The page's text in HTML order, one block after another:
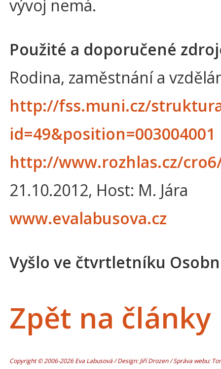
vývoj nemá.
Použité a doporučené
Rodina, zaměstnání a
http://fss.muni.cz/
id=49&position=003004001
http://www.rozhlas.cz/
21.10.2012, Host: M. Jára
www.evalabusova.cz
Vyšlo ve čtvrtletníku
Zpět na články
Copyright © 2006-2026 Eva Labusová / Design: Jiří Drozen / Správa webu: